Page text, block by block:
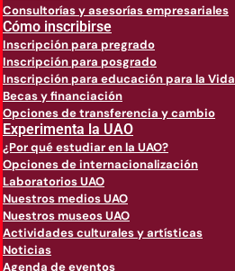
Consultorías y asesorías empresariales
Cómo inscribirse
Inscripción para pregrado
Inscripción para posgrado
Inscripción para educación para la Vida
Becas y financiación
Opciones de transferencia y cambio
Experimenta la UAO
¿Por qué estudiar en la UAO?
Opciones de internacionalización
Laboratorios UAO
Nuestros medios UAO
Nuestros museos UAO
Actividades culturales y artísticas
Noticias
Agenda de eventos